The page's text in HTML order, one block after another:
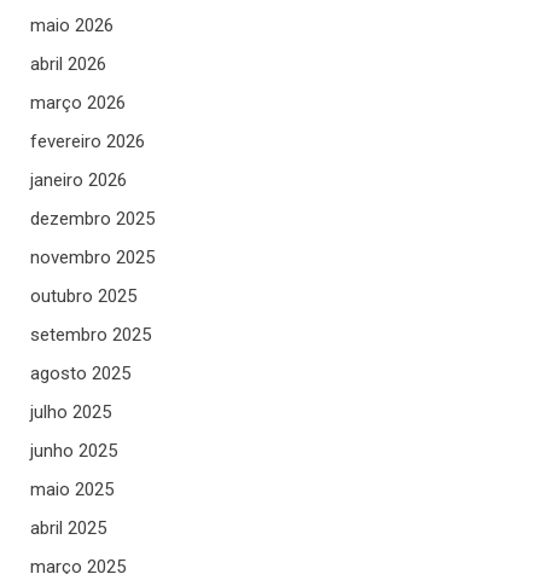
maio 2026
abril 2026
março 2026
fevereiro 2026
janeiro 2026
dezembro 2025
novembro 2025
outubro 2025
setembro 2025
agosto 2025
julho 2025
junho 2025
maio 2025
abril 2025
março 2025